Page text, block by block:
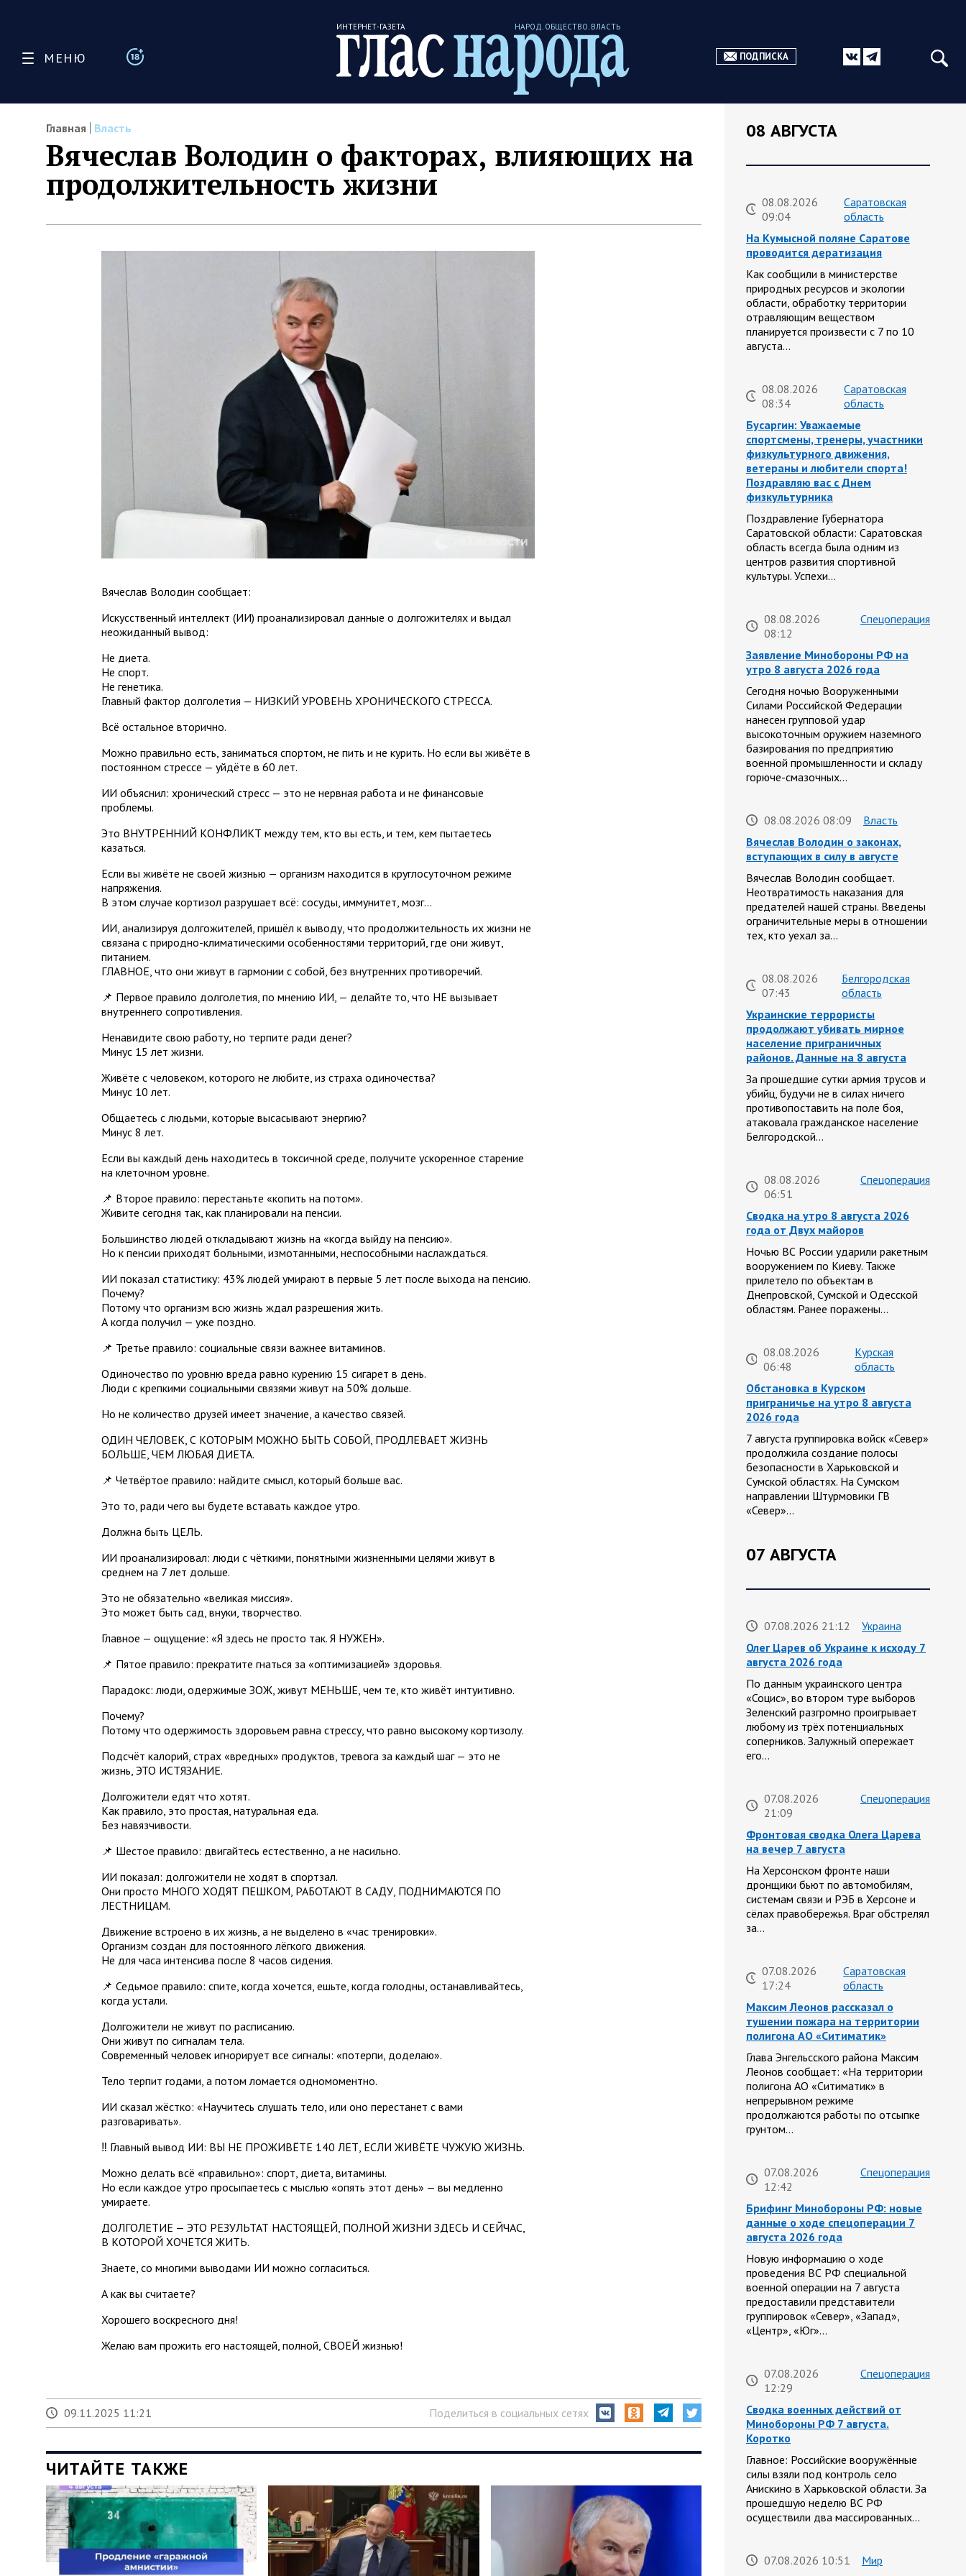
МЕНЮ
ИНТЕРНЕТ-ГАЗЕТА НАРОД. ОБЩЕСТВО. ВЛАСТЬ
ПОДПИСКА
Главная Власть
Вячеслав Володин о факторах, влияющих на
продолжительность жизни
Вячеслав Володин сообщает:
Искусственный интеллект (ИИ) проанализировал данные о долгожителях и выдал
неожиданный вывод:
Не диета.
Не спорт.
Не генетика.
Главный фактор долголетия — НИЗКИЙ УРОВЕНЬ ХРОНИЧЕСКОГО СТРЕССА.
Всё остальное вторично.
Можно правильно есть, заниматься спортом, не пить и не курить. Но если вы живёте в
постоянном стрессе — уйдёте в 60 лет.
ИИ объяснил: хронический стресс — это не нервная работа и не финансовые
проблемы.
Это ВНУТРЕННИЙ КОНФЛИКТ между тем, кто вы есть, и тем, кем пытаетесь
казаться.
Если вы живёте не своей жизнью — организм находится в круглосуточном режиме
напряжения.
В этом случае кортизол разрушает всё: сосуды, иммунитет, мозг…
ИИ, анализируя долгожителей, пришёл к выводу, что продолжительность их жизни не
связана с природно-климатическими особенностями территорий, где они живут,
питанием.
ГЛАВНОЕ, что они живут в гармонии с собой, без внутренних противоречий.
📌 Первое правило долголетия, по мнению ИИ, — делайте то, что НЕ вызывает
внутреннего сопротивления.
Ненавидите свою работу, но терпите ради денег?
Минус 15 лет жизни.
Живёте с человеком, которого не любите, из страха одиночества?
Минус 10 лет.
Общаетесь с людьми, которые высасывают энергию?
Минус 8 лет.
Если вы каждый день находитесь в токсичной среде, получите ускоренное старение
на клеточном уровне.
📌 Второе правило: перестаньте «копить на потом».
Живите сегодня так, как планировали на пенсии.
Большинство людей откладывают жизнь на «когда выйду на пенсию».
Но к пенсии приходят больными, измотанными, неспособными наслаждаться.
ИИ показал статистику: 43% людей умирают в первые 5 лет после выхода на пенсию.
Почему?
Потому что организм всю жизнь ждал разрешения жить.
А когда получил — уже поздно.
📌 Третье правило: социальные связи важнее витаминов.
Одиночество по уровню вреда равно курению 15 сигарет в день.
Люди с крепкими социальными связями живут на 50% дольше.
Но не количество друзей имеет значение, а качество связей.
ОДИН ЧЕЛОВЕК, С КОТОРЫМ МОЖНО БЫТЬ СОБОЙ, ПРОДЛЕВАЕТ ЖИЗНЬ
БОЛЬШЕ, ЧЕМ ЛЮБАЯ ДИЕТА.
📌 Четвёртое правило: найдите смысл, который больше вас.
Это то, ради чего вы будете вставать каждое утро.
Должна быть ЦЕЛЬ.
ИИ проанализировал: люди с чёткими, понятными жизненными целями живут в
среднем на 7 лет дольше.
Это не обязательно «великая миссия».
Это может быть сад, внуки, творчество.
Главное — ощущение: «Я здесь не просто так. Я НУЖЕН».
📌 Пятое правило: прекратите гнаться за «оптимизацией» здоровья.
Парадокс: люди, одержимые ЗОЖ, живут МЕНЬШЕ, чем те, кто живёт интуитивно.
Почему?
Потому что одержимость здоровьем равна стрессу, что равно высокому кортизолу.
Подсчёт калорий, страх «вредных» продуктов, тревога за каждый шаг — это не
жизнь, ЭТО ИСТЯЗАНИЕ.
Долгожители едят что хотят.
Как правило, это простая, натуральная еда.
Без навязчивости.
📌 Шестое правило: двигайтесь естественно, а не насильно.
ИИ показал: долгожители не ходят в спортзал.
Они просто МНОГО ХОДЯТ ПЕШКОМ, РАБОТАЮТ В САДУ, ПОДНИМАЮТСЯ ПО
ЛЕСТНИЦАМ.
Движение встроено в их жизнь, а не выделено в «час тренировки».
Организм создан для постоянного лёгкого движения.
Не для часа интенсива после 8 часов сидения.
📌 Седьмое правило: спите, когда хочется, ешьте, когда голодны, останавливайтесь,
когда устали.
Долгожители не живут по расписанию.
Они живут по сигналам тела.
Современный человек игнорирует все сигналы: «потерпи, доделаю».
Тело терпит годами, а потом ломается одномоментно.
ИИ сказал жёстко: «Научитесь слушать тело, или оно перестанет с вами
разговаривать».
‼️ Главный вывод ИИ: ВЫ НЕ ПРОЖИВЁТЕ 140 ЛЕТ, ЕСЛИ ЖИВЁТЕ ЧУЖУЮ ЖИЗНЬ.
Можно делать всё «правильно»: спорт, диета, витамины.
Но если каждое утро просыпаетесь с мыслью «опять этот день» — вы медленно
умираете.
ДОЛГОЛЕТИЕ — ЭТО РЕЗУЛЬТАТ НАСТОЯЩЕЙ, ПОЛНОЙ ЖИЗНИ ЗДЕСЬ И СЕЙЧАС,
В КОТОРОЙ ХОЧЕТСЯ ЖИТЬ.
Знаете, со многими выводами ИИ можно согласиться.
А как вы считаете?
Хорошего воскресного дня!
Желаю вам прожить его настоящей, полной, СВОЕЙ жизнью!
09.11.2025 11:21 Поделиться в социальных сетях
ЧИТАЙТЕ ТАКЖЕ
08 АВГУСТА
08.08.2026
09:04
Саратовская
область
На Кумысной поляне Саратове
проводится дератизация
Как сообщили в министерстве
природных ресурсов и экологии
области, обработку территории
отравляющим веществом
планируется произвести с 7 по 10
августа…
08.08.2026
08:34
Саратовская
область
Бусаргин: Уважаемые
спортсмены, тренеры, участники
физкультурного движения,
ветераны и любители спорта!
Поздравляю вас с Днем
физкультурника
Поздравление Губернатора
Саратовской области: Саратовская
область всегда была одним из
центров развития спортивной
культуры. Успехи…
08.08.2026
08:12
Спецоперация
Заявление Минобороны РФ на
утро 8 августа 2026 года
Сегодня ночью Вооруженными
Силами Российской Федерации
нанесен групповой удар
высокоточным оружием наземного
базирования по предприятию
военной промышленности и складу
горюче-смазочных…
08.08.2026 08:09
Власть
Вячеслав Володин о законах,
вступающих в силу в августе
Вячеслав Володин сообщает.
Неотвратимость наказания для
предателей нашей страны. Введены
ограничительные меры в отношении
тех, кто уехал за…
08.08.2026
07:43
Белгородская
область
Украинские террористы
продолжают убивать мирное
население приграничных
районов. Данные на 8 августа
За прошедшие сутки армия трусов и
убийц, будучи не в силах ничего
противопоставить на поле боя,
атаковала гражданское население
Белгородской…
08.08.2026
06:51
Спецоперация
Сводка на утро 8 августа 2026
года от Двух майоров
Ночью ВС России ударили ракетным
вооружением по Киеву. Также
прилетело по объектам в
Днепровской, Сумской и Одесской
областям. Ранее поражены…
08.08.2026
06:48
Курская
область
Обстановка в Курском
приграничье на утро 8 августа
2026 года
7 августа группировка войск «Север»
продолжила создание полосы
безопасности в Харьковской и
Сумской областях. На Сумском
направлении Штурмовики ГВ
«Север»…
07 АВГУСТА
07.08.2026 21:12
Украина
Олег Царев об Украине к исходу 7
августа 2026 года
По данным украинского центра
«Социс», во втором туре выборов
Зеленский разгромно проигрывает
любому из трёх потенциальных
соперников. Залужный опережает
его…
07.08.2026
21:09
Спецоперация
Фронтовая сводка Олега Царева
на вечер 7 августа
На Херсонском фронте наши
дронщики бьют по автомобилям,
системам связи и РЭБ в Херсоне и
сёлах правобережья. Враг обстрелял
за…
07.08.2026
17:24
Саратовская
область
Максим Леонов рассказал о
тушении пожара на территории
полигона АО «Ситиматик»
Глава Энгельсского района Максим
Леонов сообщает: «На территории
полигона АО «Ситиматик» в
непрерывном режиме
продолжаются работы по отсыпке
грунтом…
07.08.2026
12:42
Спецоперация
Брифинг Минобороны РФ: новые
данные о ходе спецоперации 7
августа 2026 года
Новую информацию о ходе
проведения ВС РФ специальной
военной операции на 7 августа
предоставили представители
группировок «Север», «Запад»,
«Центр», «Юг»…
07.08.2026
12:29
Спецоперация
Сводка военных действий от
Минобороны РФ 7 августа.
Коротко
Главное: Российские вооружённые
силы взяли под контроль село
Анискино в Харьковской области. За
прошедшую неделю ВС РФ
осуществили два массированных…
07.08.2026 10:51
Мир